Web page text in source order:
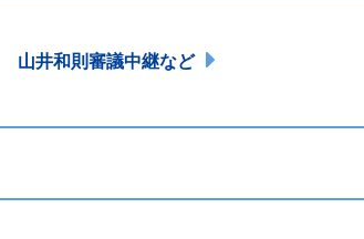
山井和則審議中継など